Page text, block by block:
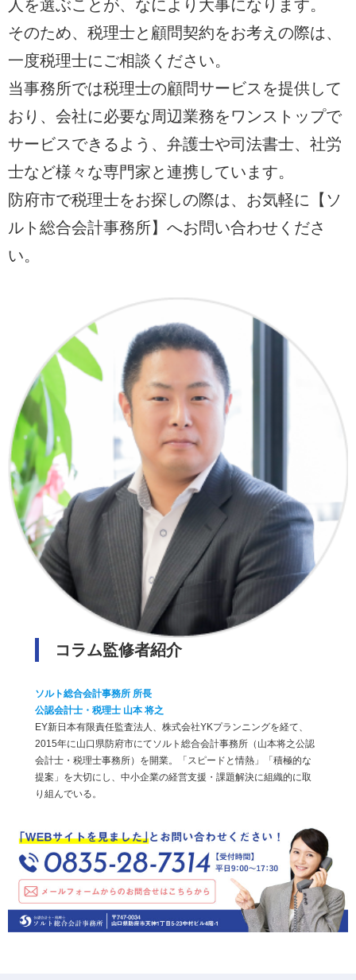
人を選ぶことが、なにより大事になります。
そのため、税理士と顧問契約をお考えの際は、
一度税理士にご相談ください。
当事務所では税理士の顧問サービスを提供して
おり、会社に必要な周辺業務をワンストップで
サービスできるよう、弁護士や司法書士、社労
士など様々な専門家と連携しています。
防府市で税理士をお探しの際は、お気軽に【ソ
ルト総合会計事務所】へお問い合わせくださ
い。
コラム監修者紹介
ソルト総合会計事務所 所長
公認会計士・税理士 山本 将之
EY新日本有限責任監査法人、株式会社YKプランニングを経て、
2015年に山口県防府市にてソルト総合会計事務所（山本将之公認
会計士・税理士事務所）を開業。「スピードと情熱」「積極的な
提案」を大切にし、中小企業の経営支援・課題解決に組織的に取
り組んでいる。